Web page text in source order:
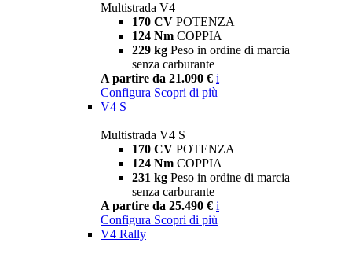
Multistrada V4
170 CV POTENZA
124 Nm COPPIA
229 kg Peso in ordine di marcia
senza carburante
A partire da 21.090 € i
Configura Scopri di più
V4 S
Multistrada V4 S
170 CV POTENZA
124 Nm COPPIA
231 kg Peso in ordine di marcia
senza carburante
A partire da 25.490 € i
Configura Scopri di più
V4 Rally